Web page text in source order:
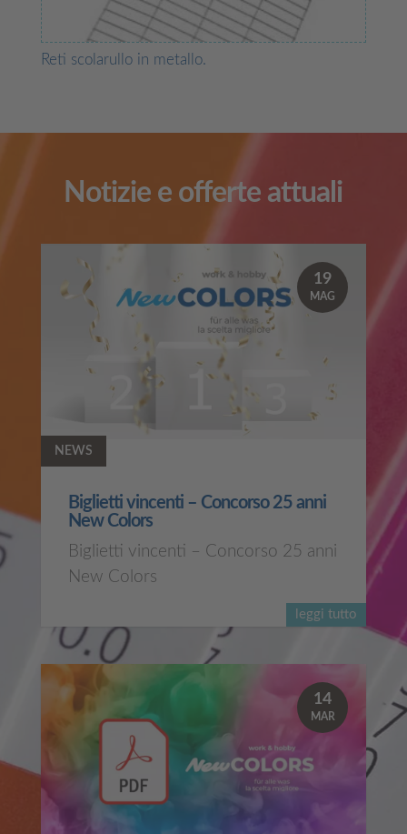
Reti scolarullo in metallo.
Notizie e offerte attuali
leggi tutto
Biglietti vincenti – Concorso 25 anni
New Colors
NEWS
Biglietti vincenti – Concorso 25 anni
New Colors
19
MAG
14
MAR